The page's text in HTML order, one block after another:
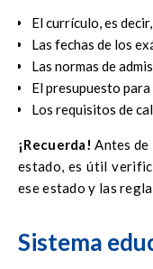
El currículo, es
Las fechas de los
Las normas de
El presupuesto
Los requisitos de
¡Recuerda!Antes de
estado, es útil
ese estado y las
Sistema